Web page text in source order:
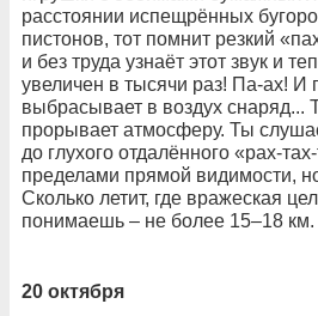
расстоянии испещрённых
пистонов, тот помнит резкий
и без труда узнаёт этот звук и
увеличен в тысячи раз! Па-ах! И
выбрасывает в воздух снаряд...
прорывает атмосферу. Ты
до глухого отдалённого «рах-
пределами прямой видимости,
Сколько летит, где вражеская
понимаешь – не более 15–18 км.
20 октября